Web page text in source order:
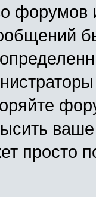
форумов
просто